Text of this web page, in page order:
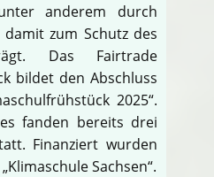
anderem durch
zum Schutz des
Das Fairtrade
bildet den Abschluss
2025“.
fanden bereits drei
Finanziert wurden
Sachsen“.